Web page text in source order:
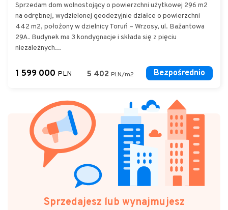
Sprzedam dom wolnostojący o powierzchni użytkowej 296 m2
na odrębnej, wydzielonej geodezyjnie działce o powierzchni
442 m2, położony w dzielnicy Toruń – Wrzosy, ul. Bażantowa
29A. Budynek ma 3 kondygnacje i składa się z pięciu
niezależnych...
1 599 000 PLN 5 402 PLN/m2 Bezpośrednio
Sprzedajesz lub wynajmujesz